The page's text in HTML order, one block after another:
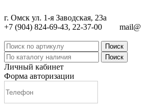
г. Омск ул. 1-я Заводская, 23а
+7 (904) 824-69-43, 22-37-00
Поиск
Поиск
Личный кабинет
Форма авторизации